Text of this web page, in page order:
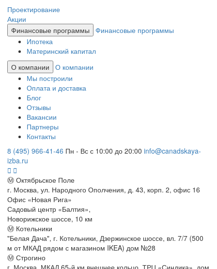
Проектирование
Акции
Финансовые программы
Финансовые программы
Ипотека
Материнский капитал
О компании
О компании
Мы построили
Оплата и доставка
Блог
Отзывы
Вакансии
Партнеры
Контакты
8 (495) 966-41-46 Пн - Вс с 10:00 до 20:00 info@canadskaya-
izba.ru
Ⓜ Октябрьское Поле
г. Москва, ул. Народного Ополчения, д. 43, корп. 2, офис 16
Офис «Новая Рига»
Садовый центр «Балтия»,
Новорижское шоссе, 10 км
Ⓜ Котельники
"Белая Дача", г. Котельники, Дзержинское шоссе, вл. 7/7 (500
м от МКАД рядом с магазином IKEA) дом №28
Ⓜ Строгино
г. Москва, МКАД 65-й км внешнее кольцо, ТРЦ «Синдика», дом